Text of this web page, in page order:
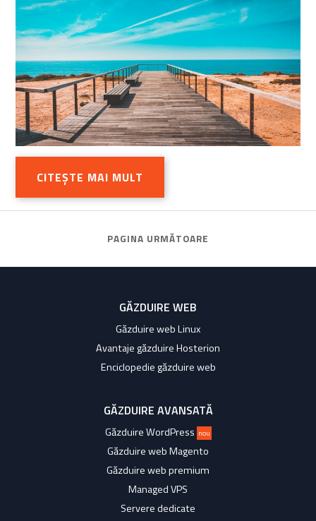
CITEȘTE MAI MULT
PAGINA URMĂTOARE
GĂZDUIRE WEB
Găzduire web Linux
Avantaje găzduire Hosterion
Enciclopedie găzduire web
GĂZDUIRE AVANSATĂ
Găzduire WordPress nou
Găzduire web Magento
Găzduire web premium
Managed VPS
Servere dedicate